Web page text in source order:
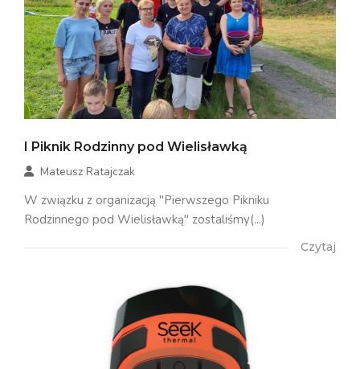
I Piknik Rodzinny pod Wielisławką
Mateusz Ratajczak
W związku z organizacją "Pierwszego Pikniku
Rodzinnego pod Wielisławką" zostaliśmy(...)
Czytaj